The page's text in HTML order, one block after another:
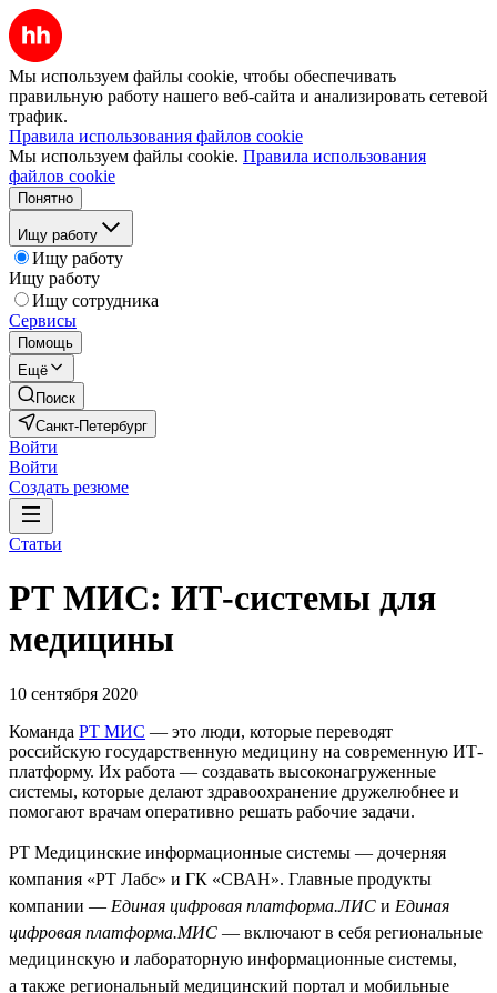
Мы используем файлы cookie, чтобы обеспечивать
правильную работу нашего веб-сайта и анализировать сетевой
трафик.
Правила использования файлов cookie
Мы используем файлы cookie. Правила использования
файлов cookie
Понятно
Ищу работу
Ищу работу
Ищу работу
Ищу сотрудника
Сервисы
Помощь
Ещё
Поиск
Санкт-Петербург
Войти
Войти
Создать резюме
Статьи
РТ МИС: ИТ-системы для
медицины
10 сентября 2020
Команда РТ МИС — это люди, которые переводят
российскую государственную медицину на современную ИТ-
платформу. Их работа — создавать высоконагруженные
системы, которые делают здравоохранение дружелюбнее и
помогают врачам оперативно решать рабочие задачи.
РТ Медицинские информационные системы — дочерняя
компания «РТ Лабс» и ГК «СВАН». Главные продукты
компании — Единая цифровая платформа.ЛИС и Единая
цифровая платформа.МИС — включают в себя региональные
медицинскую и лабораторную информационные системы,
а также региональный медицинский портал и мобильные